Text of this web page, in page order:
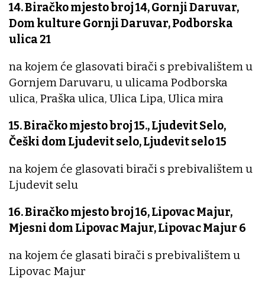
14. Biračko mjesto broj 14, Gornji Daruvar,
Dom kulture Gornji Daruvar, Podborska
ulica 21
na kojem će glasovati birači s prebivalištem u
Gornjem Daruvaru, u ulicama Podborska
ulica, Praška ulica, Ulica Lipa, Ulica mira
15. Biračko mjesto broj 15., Ljudevit Selo,
Češki dom Ljudevit selo, Ljudevit selo 15
na kojem će glasovati birači s prebivalištem u
Ljudevit selu
16. Biračko mjesto broj 16, Lipovac Majur,
Mjesni dom Lipovac Majur, Lipovac Majur 6
na kojem će glasati birači s prebivalištem u
Lipovac Majur